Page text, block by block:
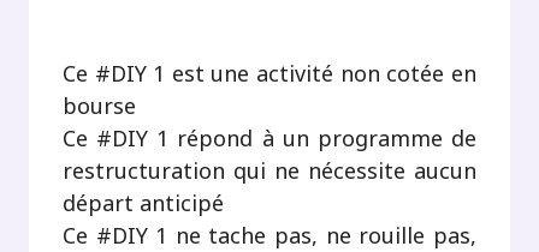
Ce #DIY 1 est une activité non cotée en
bourse
Ce #DIY 1 répond à un programme de
restructuration qui ne nécessite aucun
départ anticipé
Ce #DIY 1 ne tache pas, ne rouille pas,